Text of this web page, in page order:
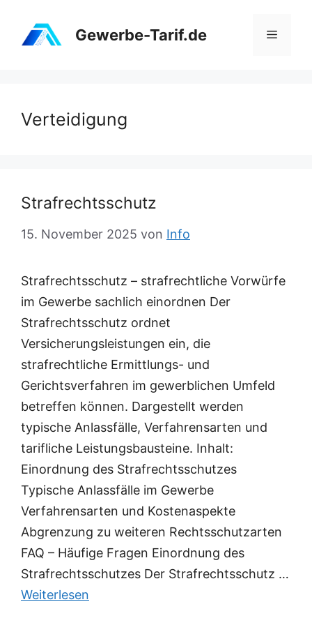
Inhalt
Gewerbe-Tarif.de Menü
Verteidigung
Strafrechtsschutz
15. November 2025 von Info
Strafrechtsschutz – strafrechtliche Vorwürfe
im Gewerbe sachlich einordnen Der
Strafrechtsschutz ordnet
Versicherungsleistungen ein, die
strafrechtliche Ermittlungs- und
Gerichtsverfahren im gewerblichen Umfeld
betreffen können. Dargestellt werden
typische Anlassfälle, Verfahrensarten und
tarifliche Leistungsbausteine. Inhalt:
Einordnung des Strafrechtsschutzes
Typische Anlassfälle im Gewerbe
Verfahrensarten und Kostenaspekte
Abgrenzung zu weiteren Rechtsschutzarten
FAQ – Häufige Fragen Einordnung des
Strafrechtsschutzes Der Strafrechtsschutz …
Weiterlesen